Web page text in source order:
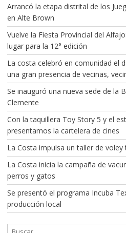
Arrancó la etapa distrital de los
en Alte Brown
Vuelve la Fiesta Provincial del
lugar para la 12° edición
La costa celebró en comunidad el
una gran presencia de vecinas,
Se inauguró una nueva sede de la
Clemente
Con la taquillera Toy Story 5 y el
presentamos la cartelera de cines
La Costa impulsa un taller de
La Costa inicia la campaña de
perros y gatos
Se presentó el programa Incuba
producción local